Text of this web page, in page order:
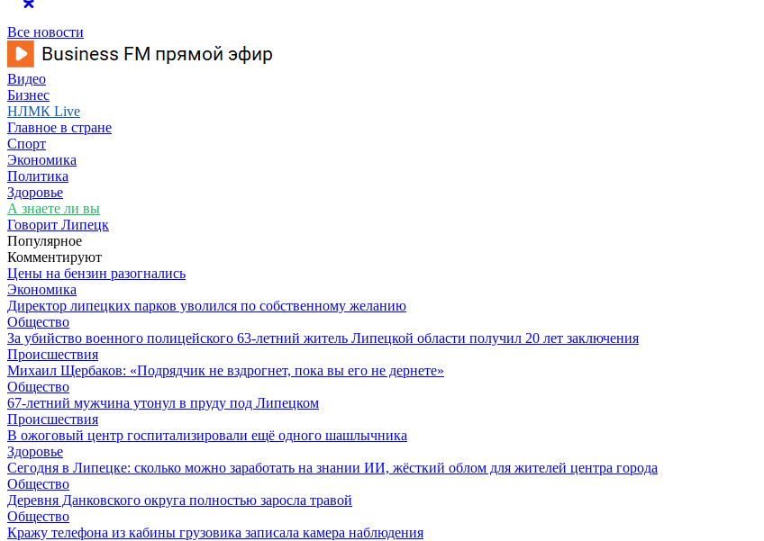
Все новости
Видео
Бизнес
НЛМК Live
Главное в стране
Спорт
Экономика
Политика
Здоровье
А знаете ли вы
Говорит Липецк
Популярное
Комментируют
Цены на бензин разогнались
Экономика
Директор липецких парков уволился по собственному желанию
Общество
За убийство военного полицейского 63-летний житель Липецкой области получил 20 лет заключения
Происшествия
Михаил Щербаков: «Подрядчик не вздрогнет, пока вы его не дернете»
Общество
67-летний мужчина утонул в пруду под Липецком
Происшествия
В ожоговый центр госпитализировали ещё одного шашлычника
Здоровье
Сегодня в Липецке: сколько можно заработать на знании ИИ, жёсткий облом для жителей центра города
Общество
Деревня Данковского округа полностью заросла травой
Общество
Кражу телефона из кабины грузовика записала камера наблюдения